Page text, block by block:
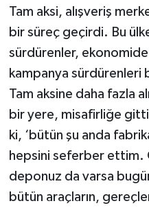
Tam aksi, alışveriş
bir süreç geçirdi. Bu
sürdürenler,
kampanya
Tam aksine daha fazla
bir yere, misafirliğe
ki, ‘bütün şu anda
hepsini seferber ettim.
deponuz da varsa
bütün araçların,